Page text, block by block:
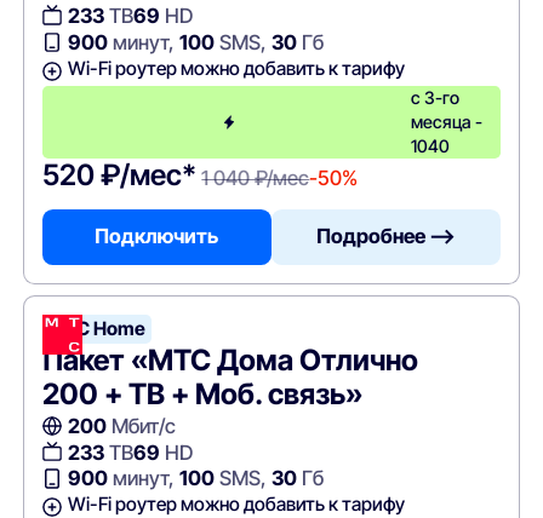
233ТВ69 HD
900минут, 100SMS, 30Гб
Wi-Fi роутер можно добавить к тарифу
с 3-го
месяца -
1040
520 ₽/мес* 1 040 ₽/мес-50%
Подключить Подробнее —>
МТС Home
Пакет «МТС Дома Отлично
200 + ТВ + Моб. связь»
200Мбит/с
233ТВ69 HD
900минут, 100SMS, 30Гб
Wi-Fi роутер можно добавить к тарифу